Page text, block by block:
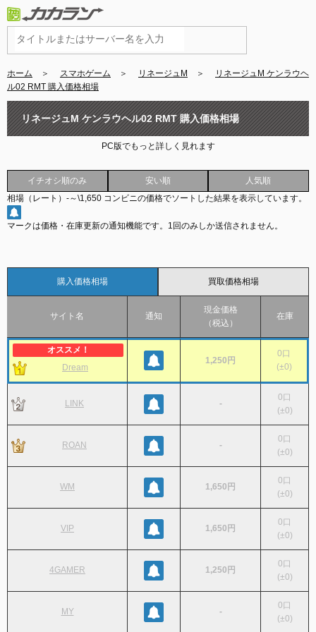
ホーム ＞ スマホゲーム ＞ リネージュM ＞
リネージュM ケンラウヘ
ル02 RMT 購入価格相場
リネージュM ケンラウヘル02 RMT 購入価格相場
PC版でもっと詳しく見れます
イチオシ順のみ 安い順
人気順
相場（レート） -～\1,650 コンビニの価格でソートした結果を表示しています。
マークは価格・在庫更新の通知機能です。 1回のみしか送信されません。
購入価格相場 買取価格相場
サイト名 通知
現金価格
（税込）
在庫
Dream
1,250円
0口
(±0)
LINK -
0 口
(±0)
ROAN -
0 口
(±0)
WM 1,650円
0 口
(±0)
VIP 1,650円
0 口
(±0)
4GAMER 1,250円
0 口
(±0)
MY -
0 口
(±0)